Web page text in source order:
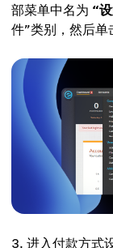
部菜单中名为 “
件”类别，然后单
进入付款方式